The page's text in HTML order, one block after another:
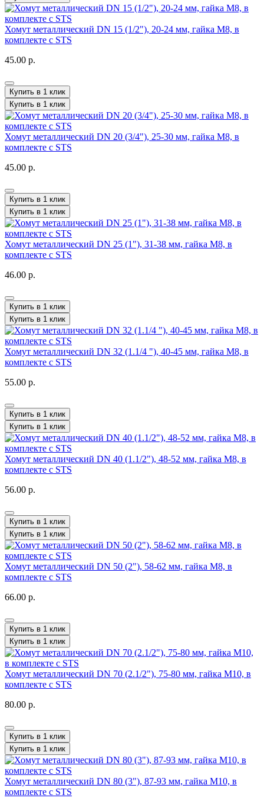
Хомут металлический DN 15 (1/2"), 20-24 мм, гайка М8, в
комплекте с STS
45.00 р.
Купить в 1 клик
Купить в 1 клик
Хомут металлический DN 20 (3/4"), 25-30 мм, гайка М8, в
комплекте с STS
45.00 р.
Купить в 1 клик
Купить в 1 клик
Хомут металлический DN 25 (1"), 31-38 мм, гайка М8, в
комплекте с STS
46.00 р.
Купить в 1 клик
Купить в 1 клик
Хомут металлический DN 32 (1.1/4 "), 40-45 мм, гайка М8, в
комплекте с STS
55.00 р.
Купить в 1 клик
Купить в 1 клик
Хомут металлический DN 40 (1.1/2"), 48-52 мм, гайка М8, в
комплекте с STS
56.00 р.
Купить в 1 клик
Купить в 1 клик
Хомут металлический DN 50 (2"), 58-62 мм, гайка М8, в
комплекте с STS
66.00 р.
Купить в 1 клик
Купить в 1 клик
Хомут металлический DN 70 (2.1/2"), 75-80 мм, гайка М10, в
комплекте с STS
80.00 р.
Купить в 1 клик
Купить в 1 клик
Хомут металлический DN 80 (3"), 87-93 мм, гайка М10, в
комплекте с STS